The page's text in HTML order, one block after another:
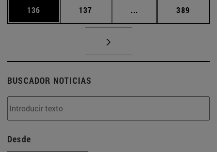
Página
136 Página
137 ... Páginas intermedias
Página
389
BUSCADOR NOTICIAS
Desde